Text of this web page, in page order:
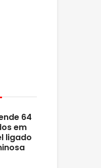
64
em
ligado